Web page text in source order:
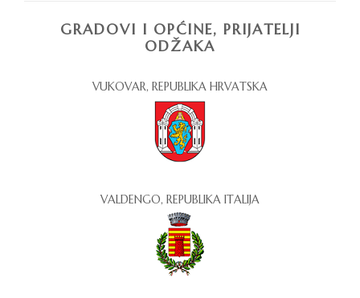
GRADOVI I OPĆINE, PRIJATELJI
ODŽAKA
VUKOVAR, REPUBLIKA HRVATSKA
VALDENGO, REPUBLIKA ITALIJA